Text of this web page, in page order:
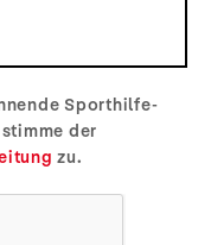
Sporthilfe-
der
zu.